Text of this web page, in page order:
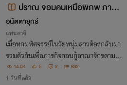
ต้
ปราณ จอมคนเหนือพิภพ ภาคมั
ชฌิมบท
อนัตตายุทธ์
แฟนตาซี
เมื่อหกมหัศจรรย์ในวัยหนุ่มสาวต้องกลับมา
รวมตัวกันเพื่อภารกิจกอบกู้อาณาจักรตามโอ
งการสวรรค์และสลายสามขุมกำลัง ได้แก่ ส
มาพันธ์ภูตฌานวิญญาณยุทธ์, นิกายจอมเท
14.0K 5 2 632
1 วันที่แล้ว